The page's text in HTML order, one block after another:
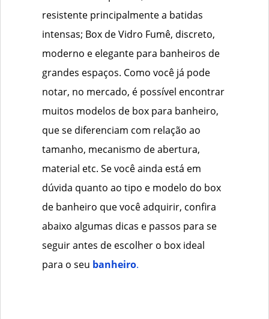
resistente principalmente a batidas
intensas; Box de Vidro Fumê, discreto,
moderno e elegante para banheiros de
grandes espaços. Como você já pode
notar, no mercado, é possível encontrar
muitos modelos de box para banheiro,
que se diferenciam com relação ao
tamanho, mecanismo de abertura,
material etc. Se você ainda está em
dúvida quanto ao tipo e modelo do box
de banheiro que você adquirir, confira
abaixo algumas dicas e passos para se
seguir antes de escolher o box ideal
para o seu banheiro.